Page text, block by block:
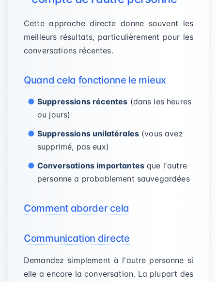
Cette approche directe donne souvent les
meilleurs résultats, particulièrement pour les
conversations récentes.
Quand cela fonctionne le mieux
Suppressions récentes (dans les heures
ou jours)
Suppressions unilatérales (vous avez
supprimé, pas eux)
Conversations importantes que l'autre
personne a probablement sauvegardées
Comment aborder cela
Communication directe
Demandez simplement à l'autre personne si
elle a encore la conversation. La plupart des